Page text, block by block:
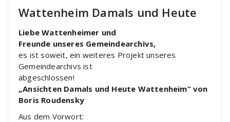
Wattenheim Damals und Heute
Liebe Wattenheimer und
Freunde unseres Gemeindearchivs,
es ist soweit, ein weiteres Projekt unseres
Gemeindearchivs ist
abgeschlossen!
„Ansichten Damals und Heute Wattenheim“ von
Boris Roudensky
Aus dem Vorwort: